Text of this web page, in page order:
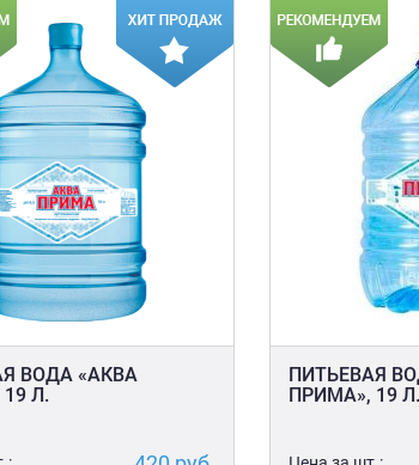
ВОДА «АКВА
Л.
ПИТЬЕВАЯ
ПРИМА», 19